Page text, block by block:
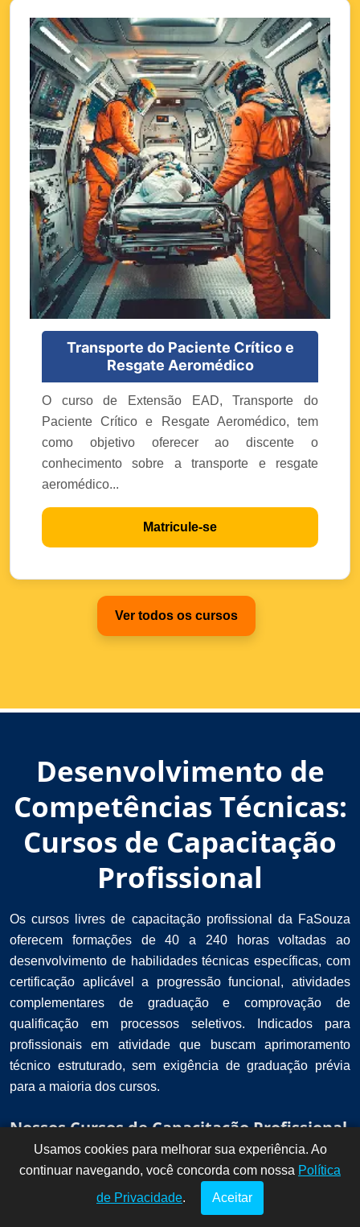
Transporte do Paciente Crítico e
Resgate Aeromédico
O curso de Extensão EAD, Transporte do
Paciente Crítico e Resgate Aeromédico, tem
como objetivo oferecer ao discente o
conhecimento sobre a transporte e resgate
aeromédico...
Matricule-se
Ver todos os cursos
Desenvolvimento de
Competências Técnicas:
Cursos de Capacitação
Profissional
Os cursos livres de capacitação profissional da FaSouza
oferecem formações de 40 a 240 horas voltadas ao
desenvolvimento de habilidades técnicas específicas, com
certificação aplicável a progressão funcional, atividades
complementares de graduação e comprovação de
qualificação em processos seletivos. Indicados para
profissionais em atividade que buscam aprimoramento
técnico estruturado, sem exigência de graduação prévia
para a maioria dos cursos.
Nossos Cursos de Capacitação Profissional
!
Dúvidas? Fale
conosco por
aqui!
Usamos cookies para melhorar sua experiência. Ao
continuar navegando, você concorda com nossa Política
de Privacidade. Aceitar